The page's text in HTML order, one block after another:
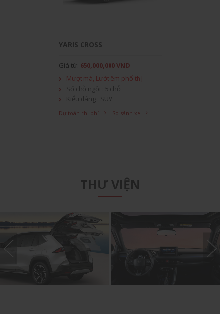
YARIS CROSS
Giá từ: 650,000,000 VND
Mượt mà, Lướt êm phố thị
Số chỗ ngồi : 5 chỗ
Kiểu dáng : SUV
Xuất xứ : Xe nhập khẩu
Nhiên liệu : Xăng
Dự toán chi phí So sánh xe
THƯ VIỆN